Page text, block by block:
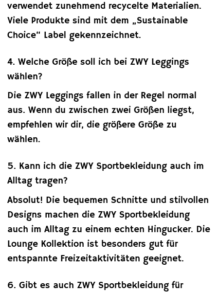
verwendet zunehmend recycelte Materialien.
Viele Produkte sind mit dem „Sustainable
Choice“ Label gekennzeichnet.
4. Welche Größe soll ich bei ZWY Leggings
wählen?
Die ZWY Leggings fallen in der Regel normal
aus. Wenn du zwischen zwei Größen liegst,
empfehlen wir dir, die größere Größe zu
wählen.
5. Kann ich die ZWY Sportbekleidung auch im
Alltag tragen?
Absolut! Die bequemen Schnitte und stilvollen
Designs machen die ZWY Sportbekleidung
auch im Alltag zu einem echten Hingucker. Die
Lounge Kollektion ist besonders gut für
entspannte Freizeitaktivitäten geeignet.
6. Gibt es auch ZWY Sportbekleidung für